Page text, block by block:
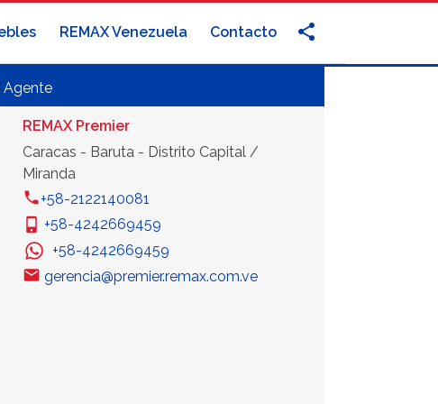
REMAX Venezuela Contacto
Agente
REMAX Premier
Caracas - Baruta - Distrito Capital /
Miranda
+58-2122140081
+58-4242669459
+58-4242669459
gerencia@premier.remax.com.ve